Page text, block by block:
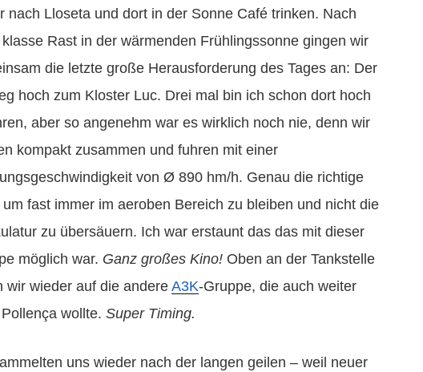
nach Lloseta und dort in der Sonne Café trinken. Nach
Rast in der wärmenden Frühlingssonne gingen wir
die letzte große Herausforderung des Tages an: Der
hoch zum Kloster Luc. Drei mal bin ich schon dort hoch
aber so angenehm war es wirklich noch nie, denn wir
kompakt zusammen und fuhren mit einer
von Ø 890 hm/h. Genau die richtige
um fast immer im aeroben Bereich zu bleiben und nicht die
zu übersäuern. Ich war erstaunt das das mit dieser
möglich war. Ganz großes Kino! Oben an der Tankstelle
wir wieder auf die andere A3K-Gruppe, die auch weiter
wollte. Super Timing.
uns wieder nach der langen geilen – weil neuer